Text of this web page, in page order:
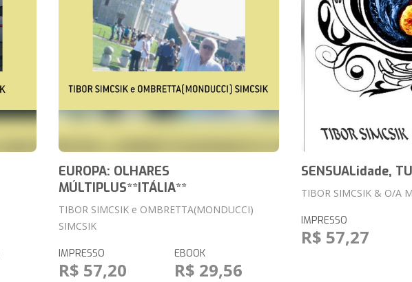
EUROPA: OLHARES
MÚLTIPLUS**ITÁLIA**
TIBOR SIMCSIK e OMBRETTA(MONDUCCI)
SIMCSIK
IMPRESSO
R$ 57,20
EBOOK
R$ 29,56
SENSUALidade,
TIBOR SIMCSIK & O/A
IMPRESSO
R$ 57,27